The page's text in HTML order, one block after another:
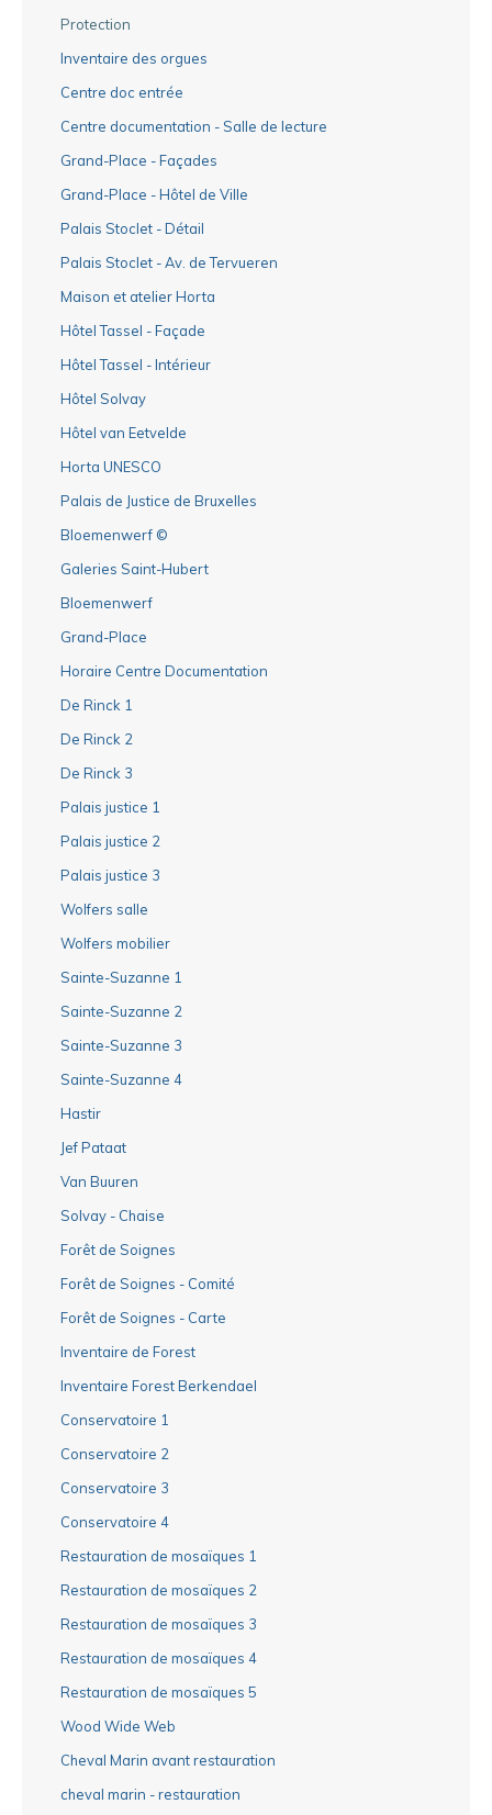
Protection
Inventaire des orgues
Centre doc entrée
Centre documentation - Salle de lecture
Grand-Place - Façades
Grand-Place - Hôtel de Ville
Palais Stoclet - Détail
Palais Stoclet - Av. de Tervueren
Maison et atelier Horta
Hôtel Tassel - Façade
Hôtel Tassel - Intérieur
Hôtel Solvay
Hôtel van Eetvelde
Horta UNESCO
Palais de Justice de Bruxelles
Bloemenwerf ©
Galeries Saint-Hubert
Bloemenwerf
Grand-Place
Horaire Centre Documentation
De Rinck 1
De Rinck 2
De Rinck 3
Palais justice 1
Palais justice 2
Palais justice 3
Wolfers salle
Wolfers mobilier
Sainte-Suzanne 1
Sainte-Suzanne 2
Sainte-Suzanne 3
Sainte-Suzanne 4
Hastir
Jef Pataat
Van Buuren
Solvay - Chaise
Forêt de Soignes
Forêt de Soignes - Comité
Forêt de Soignes - Carte
Inventaire de Forest
Inventaire Forest Berkendael
Conservatoire 1
Conservatoire 2
Conservatoire 3
Conservatoire 4
Restauration de mosaïques 1
Restauration de mosaïques 2
Restauration de mosaïques 3
Restauration de mosaïques 4
Restauration de mosaïques 5
Wood Wide Web
Cheval Marin avant restauration
cheval marin - restauration